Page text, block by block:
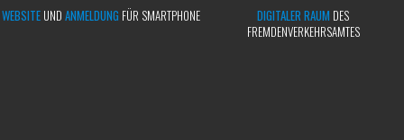
WEBSITE UND ANMELDUNG FÜR SMARTPHONE DIGITALER RAUM DES
FREMDENVERKEHRSAMTES